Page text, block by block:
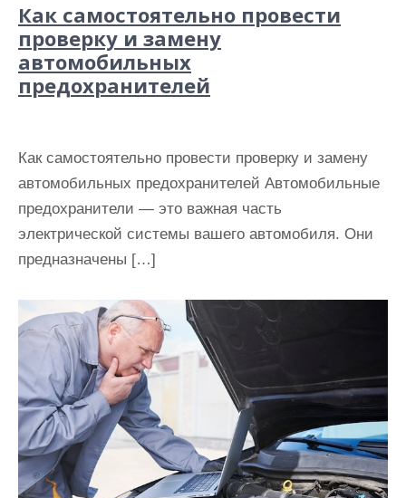
Как самостоятельно провести
проверку и замену
автомобильных
предохранителей
Как самостоятельно провести проверку и замену
автомобильных предохранителей Автомобильные
предохранители — это важная часть
электрической системы вашего автомобиля. Они
предназначены […]